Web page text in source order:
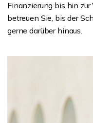
Finanzierung bis hin
betreuen Sie, bis der
gerne darüber hinaus.